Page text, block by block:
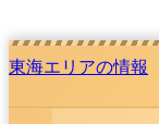
東海エリアの情報